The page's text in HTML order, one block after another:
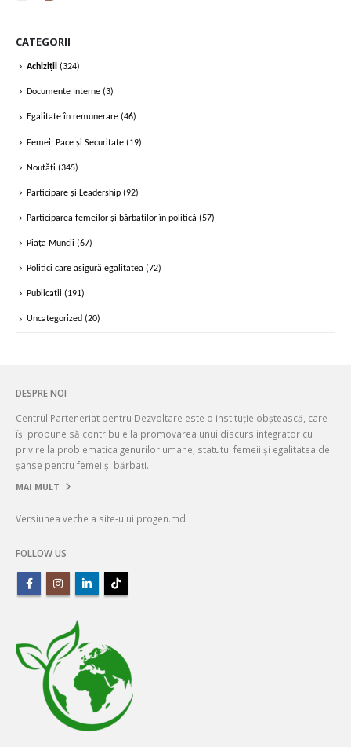
CATEGORII
Achiziții (324)
Documente Interne (3)
Egalitate în remunerare (46)
Femei, Pace și Securitate (19)
Noutăți (345)
Participare și Leadership (92)
Participarea femeilor și bărbaților în politică (57)
Piața Muncii (67)
Politici care asigură egalitatea (72)
Publicații (191)
Uncategorized (20)
DESPRE NOI
Centrul Parteneriat pentru Dezvoltare este o instituție obștească, care
își propune să contribuie la promovarea unui discurs integrator cu
privire la problematica genurilor umane, statutul femeii și egalitatea de
șanse pentru femei și bărbați.
MAI MULT
Versiunea veche a site-ului progen.md
FOLLOW US